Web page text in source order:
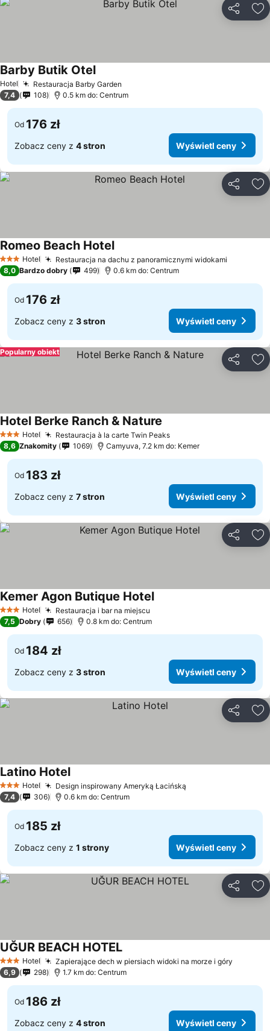
Hotel Restauracja Barby Garden
Barby Butik OtelWyświetl ceny
7,4 108 0.5 km do: Centrum
Od 176 zł
Zobacz ceny z 4 stron Wyświetl ceny
3 Kategoria
Hotel Restauracja na dachu z panoramicznymi widokami
Romeo Beach HotelWyświetl ceny
8,0 Bardzo dobry 499 0.6 km do: Centrum
Od 176 zł
Zobacz ceny z 3 stron Wyświetl ceny
Popularny obiekt
3 Kategoria
Hotel Restauracja à la carte Twin PeaksWyświetl ceny
Hotel Berke Ranch & Nature
8,6 Znakomity 1069 Camyuva, 7.2 km do: Kemer
Od 183 zł
Zobacz ceny z 7 stron Wyświetl ceny
3 Kategoria
Hotel Restauracja i bar na miejscu
Kemer Agon Butique HotelWyświetl ceny
7,5 Dobry 656 0.8 km do: Centrum
Od 184 zł
Zobacz ceny z 3 stron Wyświetl ceny
3 Kategoria
Hotel Design inspirowany Ameryką Łacińską
Latino HotelWyświetl ceny
7,4 306 0.6 km do: Centrum
Od 185 zł
Zobacz ceny z 1 strony Wyświetl ceny
3 Kategoria
Hotel Zapierające dech w piersiach widoki na morze i góry
UĞUR BEACH HOTELWyświetl ceny
6,9 298 1.7 km do: Centrum
Od 186 zł
Zobacz ceny z 4 stron Wyświetl ceny